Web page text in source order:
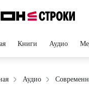
Книги Аудио
Аудио